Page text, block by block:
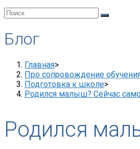
Блог
Главная>
Про сопровождение
Подготовка к школе>
Родился малыш? Сейчас
Родился